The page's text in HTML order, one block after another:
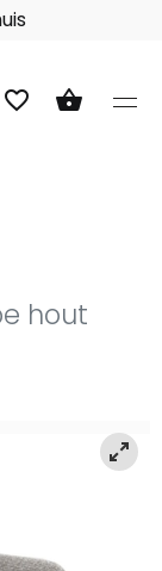
favorite_border shopping_basket
hout